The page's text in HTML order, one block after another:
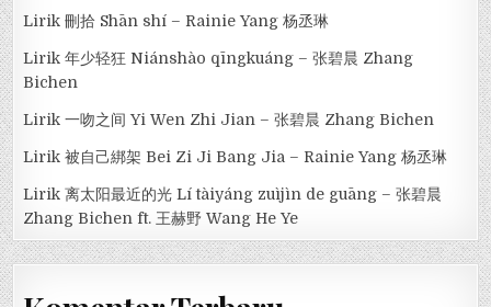
Lirik 刪拾 Shān shí – Rainie Yang 杨丞琳
Lirik 年少轻狂 Niánshào qīngkuáng – 张碧晨 Zhang
Bichen
Lirik 一吻之间 Yi Wen Zhi Jian – 张碧晨 Zhang Bichen
Lirik 被自己綁架 Bei Zi Ji Bang Jia – Rainie Yang 杨丞琳
Lirik 离太阳最近的光 Lí tàiyáng zuìjìn de guāng – 张碧晨
Zhang Bichen ft. 王赫野 Wang He Ye